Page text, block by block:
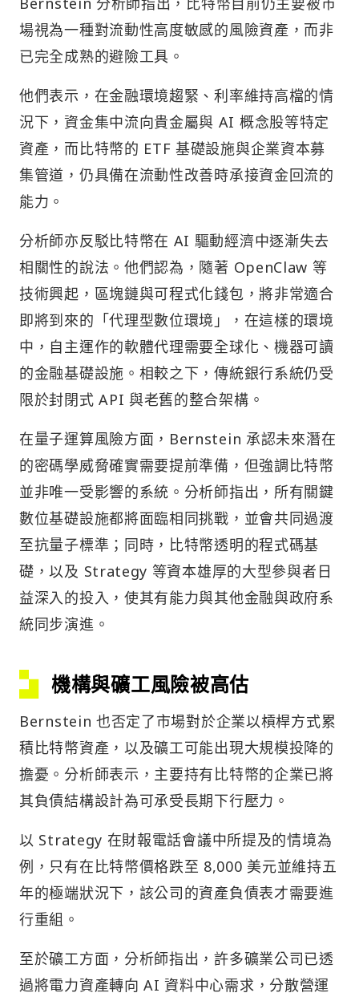
場視為一種對流動性高度敏感的風險資產，而非
已完全成熟的避險工具。
他們表示，在金融環境趨緊、利率維持高檔的情
況下，資金集中流向貴金屬與 AI 概念股等特定
資產，而比特幣的 ETF 基礎設施與企業資本募
集管道，仍具備在流動性改善時承接資金回流的
能力。
分析師亦反駁比特幣在 AI 驅動經濟中逐漸失去
相關性的說法。他們認為，隨著 OpenClaw 等
技術興起，區塊鏈與可程式化錢包，將非常適合
即將到來的「代理型數位環境」，在這樣的環境
中，自主運作的軟體代理需要全球化、機器可讀
的金融基礎設施。相較之下，傳統銀行系統仍受
限於封閉式 API 與老舊的整合架構。
在量子運算風險方面，Bernstein 承認未來潛在
的密碼學威脅確實需要提前準備，但強調比特幣
並非唯一受影響的系統。分析師指出，所有關鍵
數位基礎設施都將面臨相同挑戰，並會共同過渡
至抗量子標準；同時，比特幣透明的程式碼基
礎，以及 Strategy 等資本雄厚的大型參與者日
益深入的投入，使其有能力與其他金融與政府系
統同步演進。
機構與礦工風險被高估
Bernstein 也否定了市場對於企業以槓桿方式累
積比特幣資產，以及礦工可能出現大規模投降的
擔憂。分析師表示，主要持有比特幣的企業已將
其負債結構設計為可承受長期下行壓力。
以 Strategy 在財報電話會議中所提及的情境為
例，只有在比特幣價格跌至 8,000 美元並維持五
年的極端狀況下，該公司的資產負債表才需要進
行重組。
至於礦工方面，分析師指出，許多礦業公司已透
過將電力資產轉向 AI 資料中心需求，分散營運